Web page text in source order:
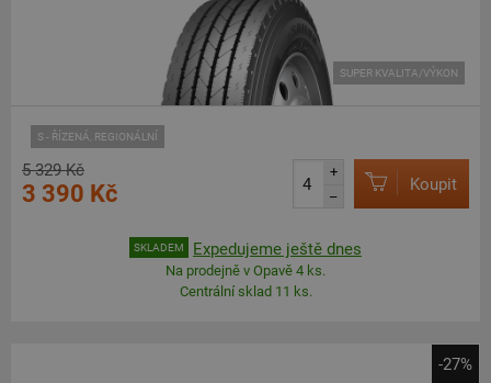
S - ŘÍZENÁ, REGIONÁLNÍ
SUPER KVALITA/VÝKON
5 329 Kč
3 390 Kč
+
–
Koupit
SKLADEM Expedujeme ještě dnes
Na prodejně v Opavě 4 ks.
Centrální sklad 11 ks.
-27%